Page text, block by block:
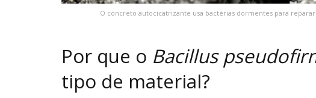
O concreto autocicatrizante usa bactérias dormentes para
Por que o Bacillus
tipo de material?